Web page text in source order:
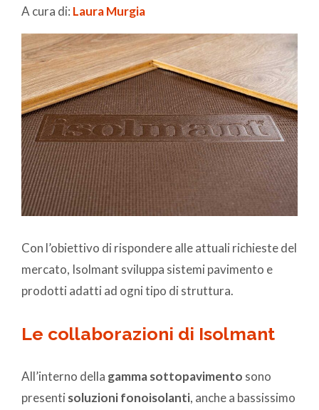
A cura di: Laura Murgia
Con l’obiettivo di rispondere alle attuali richieste del
mercato, Isolmant sviluppa sistemi pavimento e
prodotti adatti ad ogni tipo di struttura.
Le collaborazioni di Isolmant
All’interno della gamma sottopavimento sono
presenti soluzioni fonoisolanti, anche a bassissimo